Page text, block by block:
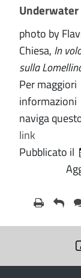
photo by
Chiesa, In
sulla
Per maggiori
informazioni
naviga
link
Pubblicato il
S
z